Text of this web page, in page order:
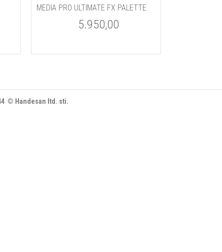
MEDIA PRO ULTIMATE FX PALETTE
5.950,00
© Handesan ltd. sti.